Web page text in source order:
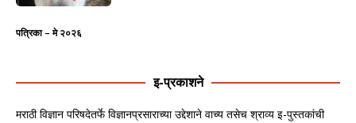
पत्रिका – मे २०२६
इ-प्रकाशने
मराठी विज्ञान परिषदेतर्फे विज्ञानप्रसाराच्या उद्देशाने वाच्य तसेच श्राव्य इ-पुस्तकांची